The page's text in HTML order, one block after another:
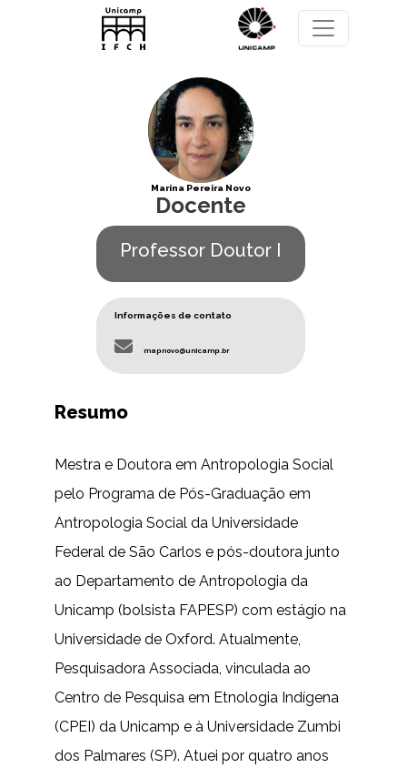
Pular para o conteúdo principal
Marina Pereira Novo
Docente
Professor Doutor I
Informações de contato
mapnovo@unicamp.br
Resumo
Mestra e Doutora em Antropologia Social
pelo Programa de Pós-Graduação em
Antropologia Social da Universidade
Federal de São Carlos e pós-doutora junto
ao Departamento de Antropologia da
Unicamp (bolsista FAPESP) com estágio na
Universidade de Oxford. Atualmente,
Pesquisadora Associada, vinculada ao
Centro de Pesquisa em Etnologia Indígena
(CPEI) da Unicamp e à Universidade Zumbi
dos Palmares (SP). Atuei por quatro anos